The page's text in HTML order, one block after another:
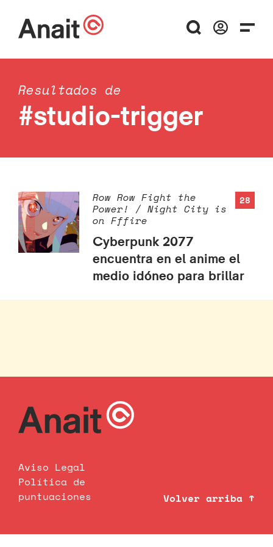
Resultados de
#studio-trigger
28
Row Row Fight the
Power! / Night City is
on Fffire
Cyberpunk 2077
encuentra en el anime el
medio idóneo para brillar
Aviso Legal
Política de
puntuaciones
Volver arriba ↑